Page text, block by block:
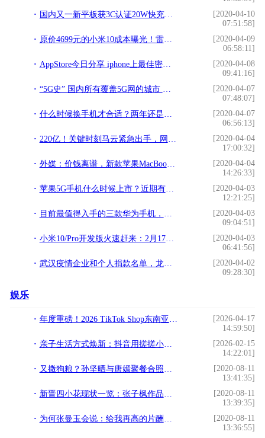
国内又一新平板获3C认证20W快充加持 华为刚发布了MatePad Pro 5G
[2020-04-10
07:51:58]
原价4699元的小米10成本曝光！雷军：就当交个朋友
[2020-04-09
06:58:11]
AppStore今日分享 iphone上最佳密室解谜游戏？The Room
[2020-04-08
09:41:16]
“5G史” 国内所有覆盖5G网的城市 买5G手机 你所在城市覆盖了没
[2020-04-07
07:48:07]
什么时候换手机才合适？两年还是三年？其实厂商已经"安排"好了
[2020-04-07
06:56:13]
220亿！关键时刻马云紧急出手，网友炸锅了：干得漂亮
[2020-04-04
17:00:32]
外媒：价钱离谱，新款苹果MacBook Pro 13寸GPU性能提升仅30%
[2020-04-04
14:26:33]
苹果5G手机什么时候上市？近期有哪些5G手机上市？
[2020-04-03
12:21:25]
目前最值得入手的三款华为手机，看看你在用哪款
[2020-04-03
09:04:51]
小米10/Pro开发版火速赶来：2月17日内测
[2020-04-03
06:41:56]
武汉疫情企业和个人捐款名单，龙头民企“华为”真的捐了这么多？
[2020-04-02
09:28:30]
娱乐
年度重磅！2026 TikTok Shop东南亚跨境电商年度峰会定档5月22日，带你跑出全新加速度
[2026-04-17
14:59:50]
亲子生活方式焕新：抖音用搓搓小手IP开启玩冬新体验
[2026-02-15
14:22:01]
又撒狗粮？孙坚晒与唐嫣聚餐合照，还爆料位子是罗晋给他们订的
[2020-08-11
13:41:35]
新晋四小花现状一览：张子枫作品最多，关晓彤欧阳娜娜口碑逆袭
[2020-08-11
13:39:35]
为何张曼玉会说：给我再高的片酬，我也不会和章子怡合作了
[2020-08-11
13:36:55]